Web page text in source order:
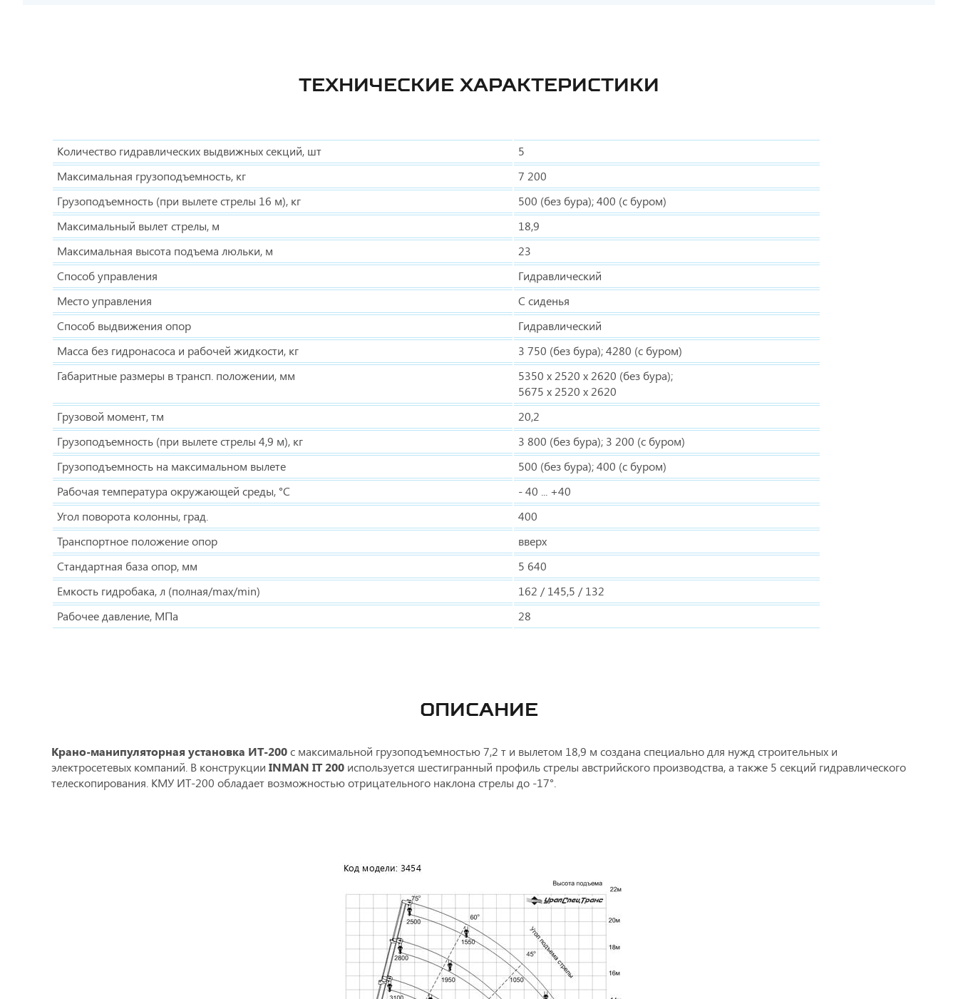
ТЕХНИЧЕСКИЕ ХАРАКТЕРИСТИКИ
Количество гидравлических выдвижных секций, шт
5
Максимальная грузоподъемность, кг
7 200
Грузоподъемность (при вылете стрелы 16 м), кг
500 (без бура); 400 (с буром)
Максимальный вылет стрелы, м
18,9
Максимальная высота подъема люльки, м
23
Способ управления
Гидравлический
Место управления
С сиденья
Способ выдвижения опор
Гидравлический
Масса без гидронасоса и рабочей жидкости, кг
3 750 (без бура); 4280 (с буром)
Габаритные размеры в трансп. положении, мм
5350 х 2520 х 2620 (без бура);
5675 х 2520 х 2620
Грузовой момент, тм
20,2
Грузоподъемность (при вылете стрелы 4,9 м), кг
3 800 (без бура); 3 200 (с буром)
Грузоподъемность на максимальном вылете
500 (без бура); 400 (с буром)
Рабочая температура окружающей среды, °C
- 40 ... +40
Угол поворота колонны, град.
400
Транспортное положение опор
вверх
Стандартная база опор, мм
5 640
Емкость гидробака, л (полная/max/min)
162 / 145,5 / 132
Рабочее давление, МПа
28
ОПИСАНИЕ
Крано-манипуляторная установка ИТ-200c максимальной грузоподъемностью 7,2 т и вылетом 18,9 м создана специально для нужд строительных и
электросетевых компаний. В конструкции INMAN IT 200 используется шестигранный профиль стрелы австрийского производства, а также 5 секций гидравлического
телескопирования. КМУ ИТ-200 обладает возможностью отрицательного наклона стрелы до -17°.